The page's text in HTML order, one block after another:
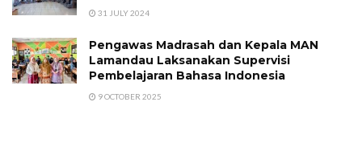
31 JULY 2024
Pengawas Madrasah dan Kepala MAN
Lamandau Laksanakan Supervisi
Pembelajaran Bahasa Indonesia
9 OCTOBER 2025